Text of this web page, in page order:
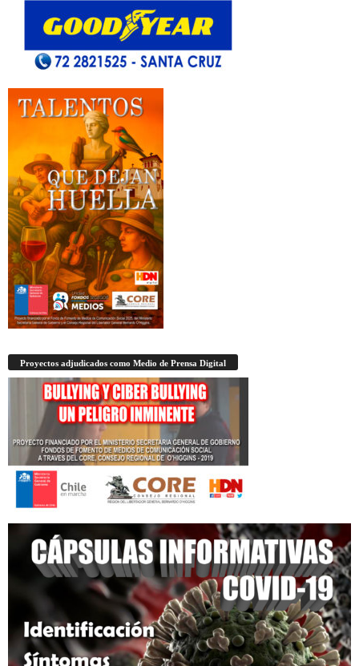
Proyectos adjudicados como Medio de Prensa Digital